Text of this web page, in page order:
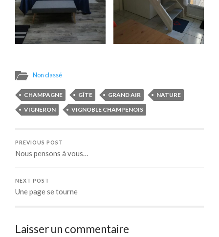
Non classé
CHAMPAGNE GÎTE GRAND AIR
NATURE
VIGNERON
VIGNOBLE CHAMPENOIS
PREVIOUS POST
Nous pensons à vous…
NEXT POST
Une page se tourne
Laisser un commentaire